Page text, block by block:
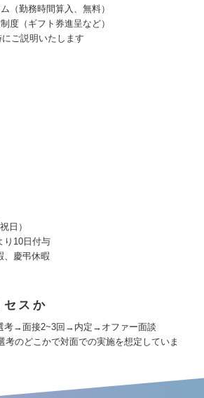
（勤務時間算入、無料）
度（ギフト券進呈など）
ご説明いたします
祝日）
り10日付与
、慶弔休暇
セスか
考→面接2~3回→内定→オファー面談
のどこかで対面での実施を想定していま